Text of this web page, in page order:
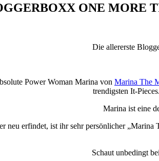
ONE MORE
Die allererste
Power Woman Marina von Marina The
trendigsten It-
Marina ist eine
neu erfindet, ist ihr sehr persönlicher
Schaut unbedingt bei